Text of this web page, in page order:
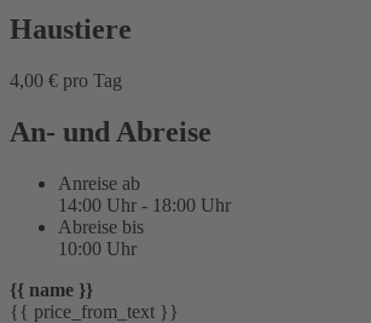
Haustiere
4,00 € pro Tag
An- und Abreise
Anreise ab
14:00 Uhr - 18:00 Uhr
Abreise bis
10:00 Uhr
{{ name }}
{{ price_from_text }}